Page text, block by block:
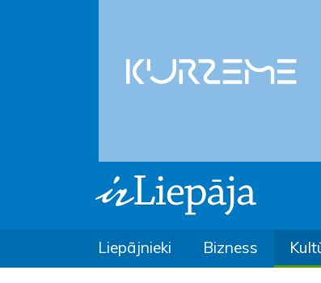
Liepājnieki Bizness